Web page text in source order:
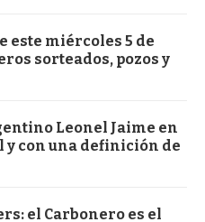
este miércoles 5 de
sorteados, pozos y
Leonel Jaime en
y con una definición de
el Carbonero es el